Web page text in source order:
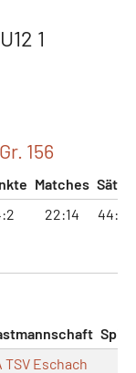
1
156
Matches Sätze
22:14 44:31
TSV Eschach